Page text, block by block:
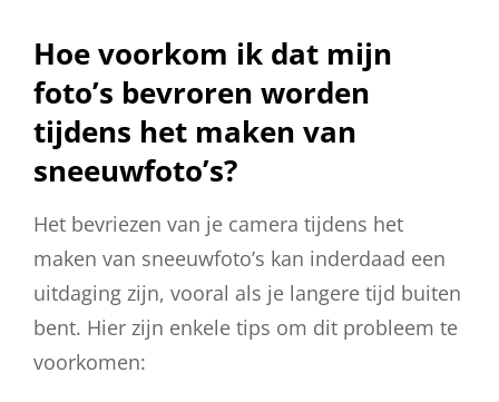
Hoe voorkom ik dat mijn
foto’s bevroren worden
tijdens het maken van
sneeuwfoto’s?
Het bevriezen van je camera tijdens het
maken van sneeuwfoto’s kan inderdaad een
uitdaging zijn, vooral als je langere tijd buiten
bent. Hier zijn enkele tips om dit probleem te
voorkomen: